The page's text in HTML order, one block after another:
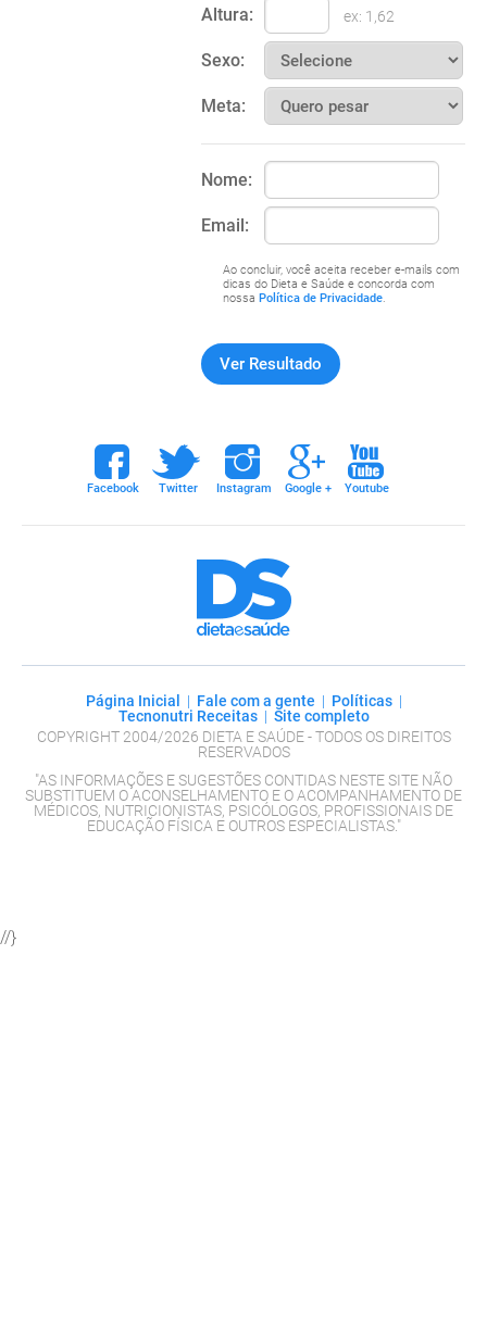
Altura: ex: 1,62
Sexo:
Meta:
Nome:
Email:
Ao concluir, você aceita receber e-mails com
dicas do Dieta e Saúde e concorda com
nossa Política de Privacidade.
Facebook Twitter
instagram
Instagram
google+
Google +
youtube
Youtube
Página Inicial | Fale com a gente | Políticas |
Tecnonutri Receitas | Site completo
COPYRIGHT 2004/2026 DIETA E SAÚDE - TODOS OS DIREITOS
RESERVADOS
"AS INFORMAÇÕES E SUGESTÕES CONTIDAS NESTE SITE NÃO
SUBSTITUEM O ACONSELHAMENTO E O ACOMPANHAMENTO DE
MÉDICOS, NUTRICIONISTAS, PSICÓLOGOS, PROFISSIONAIS DE
EDUCAÇÃO FÍSICA E OUTROS ESPECIALISTAS."
//}